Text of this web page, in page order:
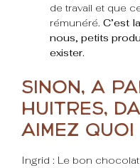
de travail et que
rémunéré. C’est
nous, petits
exister.
Sinon, à
huîtres,
aimez quoi
Ingrid : Le bon